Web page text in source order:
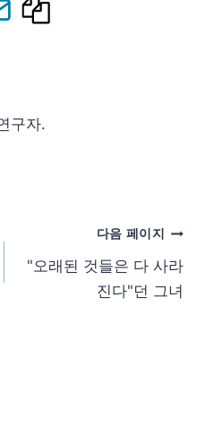
구자.
다음 페이지
"오래된 것들은 다 사라
진다"던 그녀